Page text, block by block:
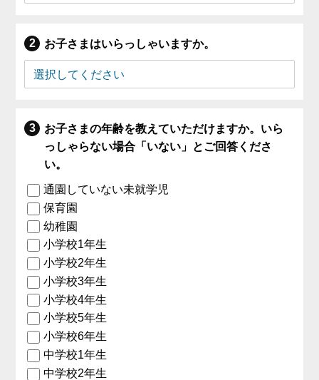
お子さまはいらっしゃいますか。
お子さまの年齢を教えていただけますか。いら
っしゃらない場合「いない」とご回答くださ
い。
通園していない未就学児
保育園
幼稚園
小学校1年生
小学校2年生
小学校3年生
小学校4年生
小学校5年生
小学校6年生
中学校1年生
中学校2年生